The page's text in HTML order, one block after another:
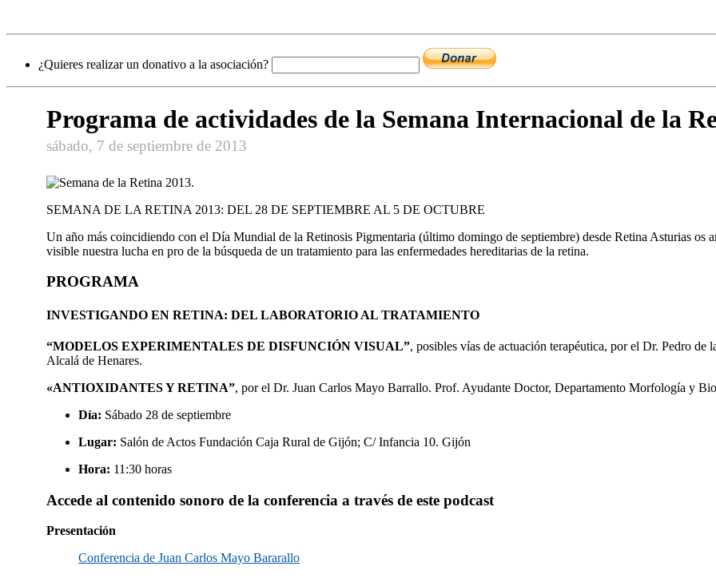
¿Quieres realizar un donativo a la asociación?
Programa de actividades de la Semana Internacional de la
sábado, 7 de septiembre de 2013
SEMANA DE LA RETINA 2013: DEL 28 DE SEPTIEMBRE AL 5 DE OCTUBRE
Un año más coincidiendo con el Día Mundial de la Retinosis Pigmentaria (último domingo de septiembre) desde Retina Asturias os
visible nuestra lucha en pro de la búsqueda de un tratamiento para las enfermedades hereditarias de la retina.
PROGRAMA
INVESTIGANDO EN RETINA: DEL LABORATORIO AL TRATAMIENTO
“MODELOS EXPERIMENTALES DE DISFUNCIÓN VISUAL”, posibles vías de actuación terapéutica, por el Dr. Pedro
Alcalá de Henares.
«ANTIOXIDANTES Y RETINA”, por el Dr. Juan Carlos Mayo Barrallo. Prof. Ayudante Doctor, Departamento Morfología y
Día: Sábado 28 de septiembre
Lugar: Salón de Actos Fundación Caja Rural de Gijón; C/ Infancia 10. Gijón
Hora: 11:30 horas
Accede al contenido sonoro de la conferencia a través de este podcast
Presentación
Conferencia de Juan Carlos Mayo Bararallo